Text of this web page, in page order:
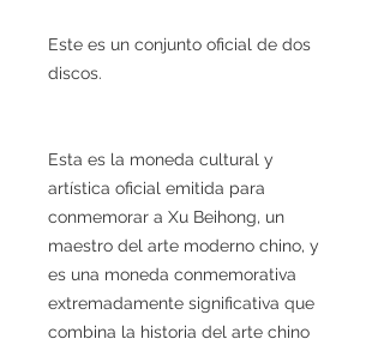
Este es un conjunto oficial de dos
discos.
Esta es la moneda cultural y
artística oficial emitida para
conmemorar a Xu Beihong, un
maestro del arte moderno chino, y
es una moneda conmemorativa
extremadamente significativa que
combina la historia del arte chino